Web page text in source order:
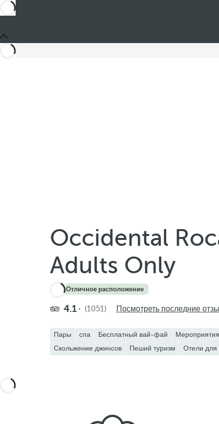
Occidental
Adults Only
4.4·Отличное расположение
4.1 (1051) Посмотреть последние
Пары спа Бесплатный вай-фай
Скольжение джинсов
Пеший туризм Отели для